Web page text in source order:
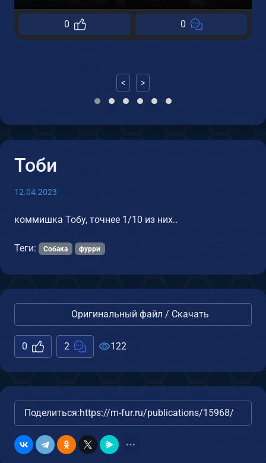
0 0
< >
Тоби
12.04.2023
коммишка Тобу, точнее 1/10 из них..
Теги: Собака фурри
Оригинальный файл / Скачать
0 2 122
Поделиться:https://m-fur.ru/publications/15968/